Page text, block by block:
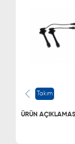
Takım
ÜRÜN